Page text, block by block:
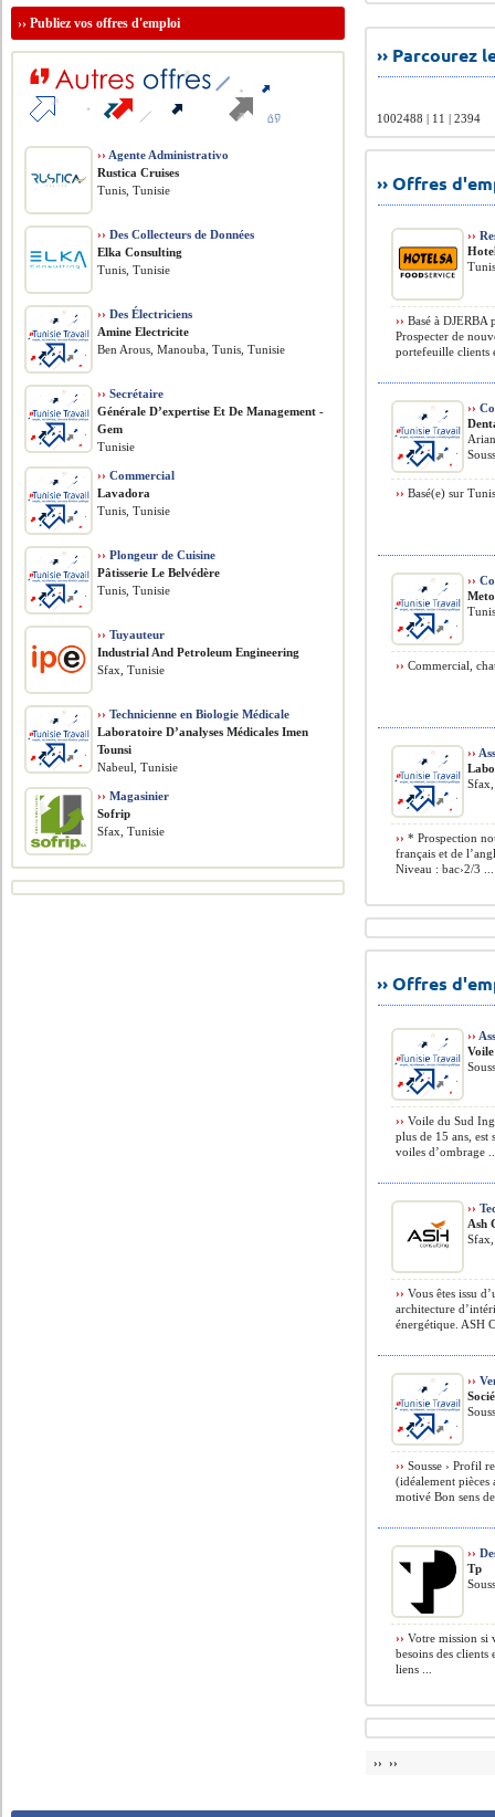
››
1002488 | 11 | 2394
›› Offres
››
›› Basé à
Prospecter de
portefeuille clients
››
›› Basé(e) sur
››
›› Commercial,
››
›› * Prospection
français et de
Niveau : bac›2/3 ...
›› Offres
››
›› Voile du Sud
plus de 15 ans, est
voiles d’ombrage
››
Ash
›› Vous êtes issu
architecture
énergétique. ASH
››
›› Sousse › Profil
(idéalement
motivé Bon sens
››
Tp
›› Votre mission si
besoins des clients
liens ...
›› ››
››Publiez vos offres d'emploi
›› Agente Administrativo
Rustica Cruises
Tunis, Tunisie
›› Des Collecteurs de Données
Elka Consulting
Tunis, Tunisie
›› Des Électriciens
Amine Electricite
Ben Arous, Manouba, Tunis, Tunisie
›› Secrétaire
Générale D’expertise Et De Management -
Gem
Tunisie
›› Commercial
Lavadora
Tunis, Tunisie
›› Plongeur de Cuisine
Pâtisserie Le Belvédère
Tunis, Tunisie
›› Tuyauteur
​Industrial And Petroleum Engineering
Sfax, Tunisie
›› Technicienne en Biologie Médicale
Laboratoire D’analyses Médicales Imen
Tounsi
Nabeul, Tunisie
›› Magasinier
Sofrip
Sfax, Tunisie